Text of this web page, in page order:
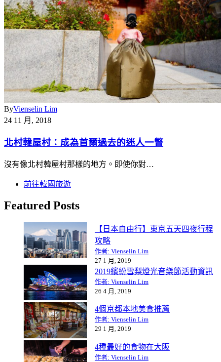
ByVienselin Lim
24 11 月, 2018
北村韓屋村：成為首爾過去的迷人一瞥
沒有像北村韓屋村那樣的地方。即使你對…
前往韓國旅遊
Featured Posts
【日本自由行】東京五天四夜行程
攻略
作者: Vienselin Lim
27 1 月, 2019
2019繽紛雪梨燈光音樂節活動資訊
作者: Vienselin Lim
26 4 月, 2019
4個京都本地美食推薦
作者: Vienselin Lim
29 1 月, 2019
4種最好的食物在大阪
作者: Vienselin Lim